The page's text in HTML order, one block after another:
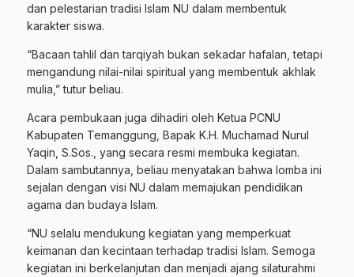
dan pelestarian tradisi Islam NU dalam membentuk
karakter siswa.
“Bacaan tahlil dan tarqiyah bukan sekadar hafalan, tetapi
mengandung nilai-nilai spiritual yang membentuk akhlak
mulia,” tutur beliau.
Acara pembukaan juga dihadiri oleh Ketua PCNU
Kabupaten Temanggung, Bapak K.H. Muchamad Nurul
Yaqin, S.Sos., yang secara resmi membuka kegiatan.
Dalam sambutannya, beliau menyatakan bahwa lomba ini
sejalan dengan visi NU dalam memajukan pendidikan
agama dan budaya Islam.
“NU selalu mendukung kegiatan yang memperkuat
keimanan dan kecintaan terhadap tradisi Islam. Semoga
kegiatan ini berkelanjutan dan menjadi ajang silaturahmi